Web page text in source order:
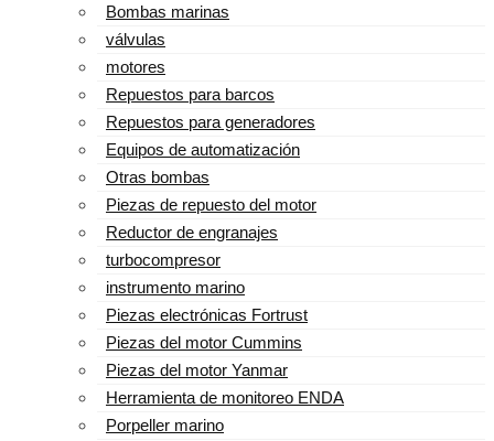
Bombas marinas
válvulas
motores
Repuestos para barcos
Repuestos para generadores
Equipos de automatización
Otras bombas
Piezas de repuesto del motor
Reductor de engranajes
turbocompresor
instrumento marino
Piezas electrónicas Fortrust
Piezas del motor Cummins
Piezas del motor Yanmar
Herramienta de monitoreo ENDA
Porpeller marino